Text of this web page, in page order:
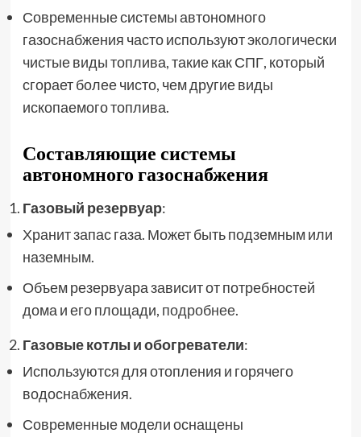
Современные системы автономного
газоснабжения часто используют экологически
чистые виды топлива, такие как СПГ, который
сгорает более чисто, чем другие виды
ископаемого топлива.
Составляющие системы
автономного газоснабжения
Газовый резервуар:
Хранит запас газа. Может быть подземным или
наземным.
Объем резервуара зависит от потребностей
дома и его площади, подробнее.
Газовые котлы и обогреватели:
Используются для отопления и горячего
водоснабжения.
Современные модели оснащены